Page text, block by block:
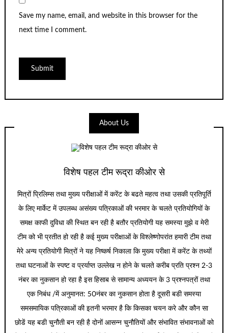
Save my name, email, and website in this browser for the
next time I comment.
About Us
विशेष पहल टीम रूद्रा कीओर से
मित्रों प्रिलिम्स तथा मुख्य परीक्षाओं में करेंट के बढते महत्व तथा उसकी प्रतिपूर्ति
के लिए मार्केट में उपलब्ध असंख्य पत्रिकाओं की भरमार के चलते प्रतियोगियों के
समक्ष काफी दुविधा की स्थित बन रही है बतौर प्रतियोगी यह समस्या मुझे व मेरी
टीम को भी प्रतीत हो रही है कई मुख्य परीक्षाओं के विश्लेष्णोपरांत हमारी टीम तथा
मेरे अन्य प्रतियोगी मित्रों ने यह निष्कर्ष निकाला कि मुख्य परीक्षा में करेंट के तथ्यों
तथा घटनाओं के स्पष्ट व प्रर्याप्त उल्लेख न होने के चलते करीब प्रति प्रश्न 2-3
नंबर का नुकसान हो रहा है इस हिसाब से सामान्य अध्ययन के 3 प्रश्नपत्रों तथा
एक निबंध /में अनुमानत: 50नंबर का नुकसान होता है दूसरी बडी समस्या
समसमायिक पत्रिकाओं की इतनी भरमार है कि किसका चयन करे और कौन सा
छोडें यह बडी चुनौती बन रही है दोनों आसन्न चुनौतियों और संभावित संभावनाओं को